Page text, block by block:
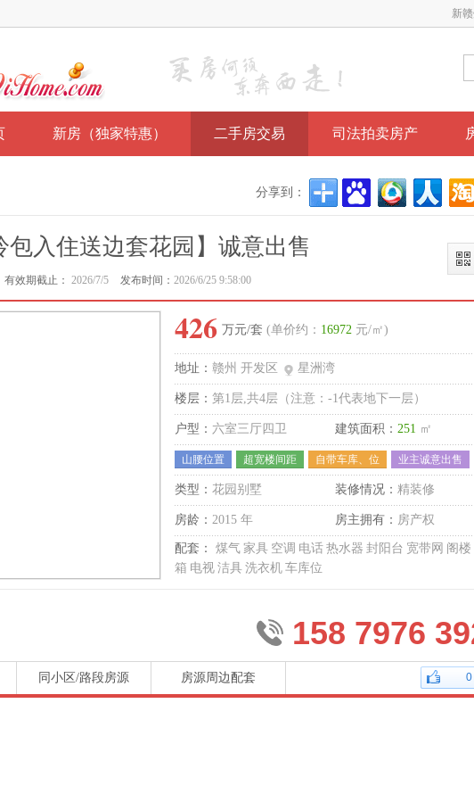
新
新房（独家特惠） 二手房交易 司法拍卖房产
分享到：
入住送边套花园】诚意出售
有效期截止： 2026/7/5 发布时间： 2026/6/25 9:58:00
426 万元/套 (单价约： 16972 元/㎡)
地址： 赣州 开发区 星洲湾
楼层： 第1层,共4层（注意：-1代表地下一层）
户型： 六室三厅四卫 建筑面积： 251 ㎡
山腰位置 超宽楼间距 自带车库、位 业主诚意出售
类型： 花园别墅 装修情况： 精装修
房龄： 2015 年 房主拥有： 房产权
配套： 煤气 家具 空调 电话 热水器 封阳台 宽带网 阁楼
箱 电视 洁具 洗衣机 车库位
158 7976
同小区/路段房源 房源周边配套 0